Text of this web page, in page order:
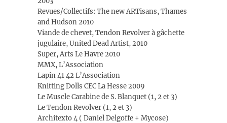
Revues/Collectifs: The new ARTisans, Thames
and Hudson 2010
Viande de chevet, Tendon Revolver à gâchette
jugulaire, United Dead Artist, 2010
Super, Arts Le Havre 2010
MMX, L’Association
Lapin 41 42 L’Association
Knitting Dolls CEC La Hesse 2009
Le Muscle Carabine de S. Blanquet (1, 2 et 3)
Le Tendon Revolver (1, 2 et 3)
Architexto 4 ( Daniel Delgoffe + Mycose)